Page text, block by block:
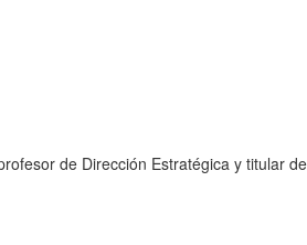
de Dirección Estratégica y titular